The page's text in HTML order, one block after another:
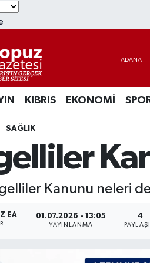
KIBRIS EKONOMİ
SAĞLIK
Kanunu neleri
EA 01.07.2026 - 13:05
YAYINLANMA
4
Haritası
ve Fikstür